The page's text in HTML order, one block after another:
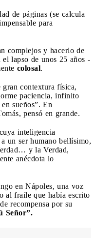
de páginas (se calcula
para
complejos y hacerlo de
lapso de unos 25 años -
colosal.
contextura física,
paciencia, infinito
sueños”. En
pensó en grande.
inteligencia
un ser humano bellísimo,
y la Verdad,
anécdota lo
en Nápoles, una voz
al fraile que había escrito
recompensa por su
Señor”.